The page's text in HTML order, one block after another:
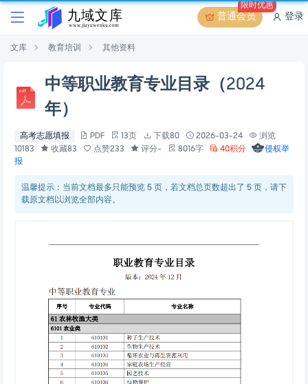
普通会员
限时优惠
登录
文库 教育培训 其他资料
中等职业教育专业目录（2024
年）
高考志愿填报 PDF 13页 下载80 2026-03-24
浏览
10183
收藏83 点赞233 评分- 8016字 40积分
侵权举
报
温馨提示：当前文档最多只能预览 5 页，若文档总页数超出了 5 页，请下
载原文档以浏览全部内容。